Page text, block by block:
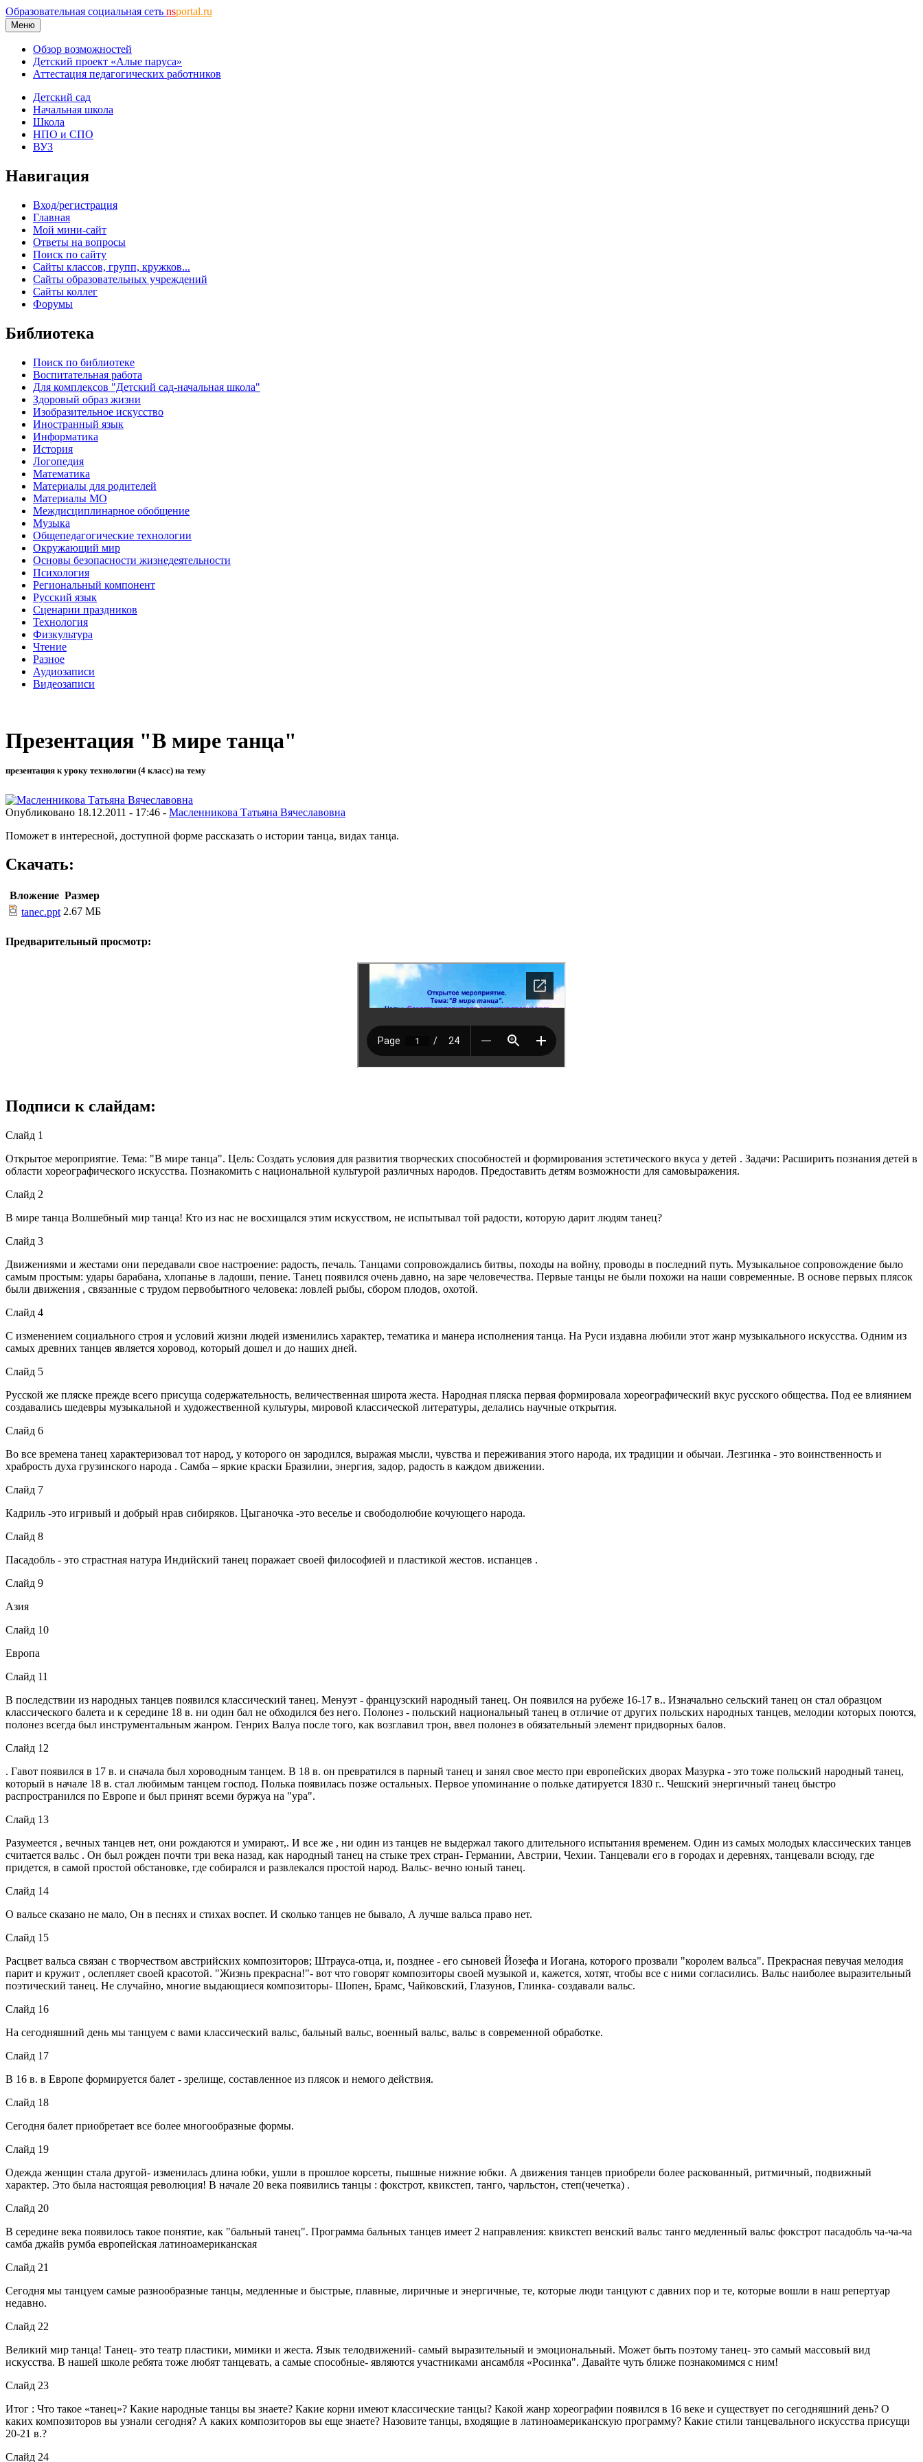
Образовательная социальная сеть nsportal.ru
Меню
Обзор возможностей
Детский проект «Алые паруса»
Аттестация педагогических работников
Детский сад
Начальная школа
Школа
НПО и СПО
ВУЗ
Навигация
Вход/регистрация
Главная
Мой мини-сайт
Ответы на вопросы
Поиск по сайту
Сайты классов, групп, кружков...
Сайты образовательных учреждений
Сайты коллег
Форумы
Библиотека
Поиск по библиотеке
Воспитательная работа
Для комплексов "Детский сад-начальная школа"
Здоровый образ жизни
Изобразительное искусство
Иностранный язык
Информатика
История
Логопедия
Математика
Материалы для родителей
Материалы МО
Междисциплинарное обобщение
Музыка
Общепедагогические технологии
Окружающий мир
Основы безопасности жизнедеятельности
Психология
Региональный компонент
Русский язык
Сценарии праздников
Технология
Физкультура
Чтение
Разное
Аудиозаписи
Видеозаписи
Презентация "В мире танца"
презентация к уроку технологии (4 класс) на тему
Опубликовано 18.12.2011 - 17:46 - Масленникова Татьяна Вячеславовна
Поможет в интересной, доступной форме рассказать о истории танца, видах танца.
Скачать:
Вложение Размер
tanec.ppt 2.67 МБ
Предварительный просмотр:
Подписи к слайдам:
Слайд 1
Открытое мероприятие. Тема: "В мире танца". Цель: Создать условия для развития творческих способностей и формирования эстетического вкуса у детей . Задачи: Расширить познания детей в
области хореографического искусства. Познакомить с национальной культурой различных народов. Предоставить детям возможности для самовыражения.
Слайд 2
В мире танца Волшебный мир танца! Кто из нас не восхищался этим искусством, не испытывал той радости, которую дарит людям танец?
Слайд 3
Движениями и жестами они передавали свое настроение: радость, печаль. Танцами сопровождались битвы, походы на войну, проводы в последний путь. Музыкальное сопровождение было
самым простым: удары барабана, хлопанье в ладоши, пение. Танец появился очень давно, на заре человечества. Первые танцы не были похожи на наши современные. В основе первых плясок
были движения , связанные с трудом первобытного человека: ловлей рыбы, сбором плодов, охотой.
Слайд 4
С изменением социального строя и условий жизни людей изменились характер, тематика и манера исполнения танца. На Руси издавна любили этот жанр музыкального искусства. Одним из
самых древних танцев является хоровод, который дошел и до наших дней.
Слайд 5
Русской же пляске прежде всего присуща содержательность, величественная широта жеста. Народная пляска первая формировала хореографический вкус русского общества. Под ее влиянием
создавались шедевры музыкальной и художественной культуры, мировой классической литературы, делались научные открытия.
Слайд 6
Во все времена танец характеризовал тот народ, у которого он зародился, выражая мысли, чувства и переживания этого народа, их традиции и обычаи. Лезгинка - это воинственность и
храбрость духа грузинского народа . Самба – яркие краски Бразилии, энергия, задор, радость в каждом движении.
Слайд 7
Кадриль -это игривый и добрый нрав сибиряков. Цыганочка -это веселье и свободолюбие кочующего народа.
Слайд 8
Пасадобль - это страстная натура Индийский танец поражает своей философией и пластикой жестов. испанцев .
Слайд 9
Азия
Слайд 10
Европа
Слайд 11
В последствии из народных танцев появился классический танец. Менуэт - французский народный танец. Он появился на рубеже 16-17 в.. Изначально сельский танец он стал образцом
классического балета и к середине 18 в. ни один бал не обходился без него. Полонез - польский национальный танец в отличие от других польских народных танцев, мелодии которых поются,
полонез всегда был инструментальным жанром. Генрих Валуа после того, как возглавил трон, ввел полонез в обязательный элемент придворных балов.
Слайд 12
. Гавот появился в 17 в. и сначала был хороводным танцем. В 18 в. он превратился в парный танец и занял свое место при европейских дворах Мазурка - это тоже польский народный танец,
который в начале 18 в. стал любимым танцем господ. Полька появилась позже остальных. Первое упоминание о польке датируется 1830 г.. Чешский энергичный танец быстро
распространился по Европе и был принят всеми буржуа на "ура".
Слайд 13
Разумеется , вечных танцев нет, они рождаются и умирают,. И все же , ни один из танцев не выдержал такого длительного испытания временем. Один из самых молодых классических танцев
считается вальс . Он был рожден почти три века назад, как народный танец на стыке трех стран- Германии, Австрии, Чехии. Танцевали его в городах и деревнях, танцевали всюду, где
придется, в самой простой обстановке, где собирался и развлекался простой народ. Вальс- вечно юный танец.
Слайд 14
О вальсе сказано не мало, Он в песнях и стихах воспет. И сколько танцев не бывало, А лучше вальса право нет.
Слайд 15
Расцвет вальса связан с творчеством австрийских композиторов; Штрауса-отца, и, позднее - его сыновей Йозефа и Иогана, которого прозвали "королем вальса". Прекрасная певучая мелодия
парит и кружит , ослепляет своей красотой. "Жизнь прекрасна!"- вот что говорят композиторы своей музыкой и, кажется, хотят, чтобы все с ними согласились. Вальс наиболее выразительный
поэтический танец. Не случайно, многие выдающиеся композиторы- Шопен, Брамс, Чайковский, Глазунов, Глинка- создавали вальс.
Слайд 16
На сегодняшний день мы танцуем с вами классический вальс, бальный вальс, военный вальс, вальс в современной обработке.
Слайд 17
В 16 в. в Европе формируется балет - зрелище, составленное из плясок и немого действия.
Слайд 18
Сегодня балет приобретает все более многообразные формы.
Слайд 19
Одежда женщин стала другой- изменилась длина юбки, ушли в прошлое корсеты, пышные нижние юбки. А движения танцев приобрели более раскованный, ритмичный, подвижный
характер. Это была настоящая революция! В начале 20 века появились танцы : фокстрот, квикстеп, танго, чарльстон, степ(чечетка) .
Слайд 20
В середине века появилось такое понятие, как "бальный танец". Программа бальных танцев имеет 2 направления: квикстеп венский вальс танго медленный вальс фокстрот пасадобль ча-ча-ча
самба джайв румба европейская латиноамериканская
Слайд 21
Сегодня мы танцуем самые разнообразные танцы, медленные и быстрые, плавные, лиричные и энергичные, те, которые люди танцуют с давних пор и те, которые вошли в наш репертуар
недавно.
Слайд 22
Великий мир танца! Танец- это театр пластики, мимики и жеста. Язык телодвижений- самый выразительный и эмоциональный. Может быть поэтому танец- это самый массовый вид
искусства. В нашей школе ребята тоже любят танцевать, а самые способные- являются участниками ансамбля «Росинка". Давайте чуть ближе познакомимся с ним!
Слайд 23
Итог : Что такое «танец»? Какие народные танцы вы знаете? Какие корни имеют классические танцы? Какой жанр хореографии появился в 16 веке и существует по сегодняшний день? О
каких композиторов вы узнали сегодня? А каких композиторов вы еще знаете? Назовите танцы, входящие в латиноамериканскую программу? Какие стили танцевального искусства присущи
20-21 в.?
Слайд 24